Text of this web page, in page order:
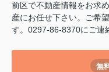
前区で不動産情報をお求
産にお任せ下さい。ご希
す。0297-86-8370にご連
無